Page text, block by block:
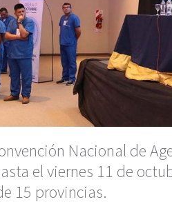
Nacional de
el viernes 11 de
15 provincias.